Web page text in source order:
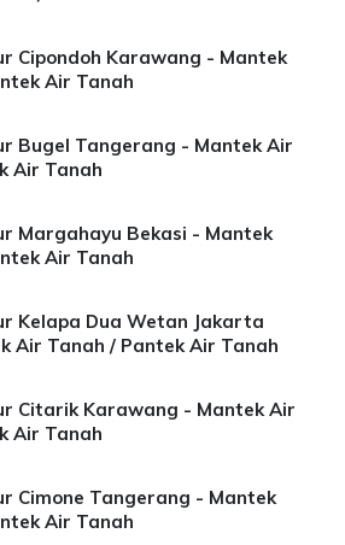
Cipondoh Karawang - Mantek
Air Tanah
Bugel Tangerang - Mantek Air
Air Tanah
Margahayu Bekasi - Mantek
Air Tanah
Kelapa Dua Wetan Jakarta
Air Tanah / Pantek Air Tanah
Citarik Karawang - Mantek Air
Air Tanah
Cimone Tangerang - Mantek
Air Tanah